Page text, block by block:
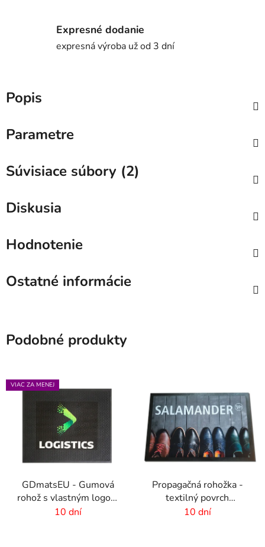
Expresné dodanie
expresná výroba už od 3 dní
Popis
Parametre
Súvisiace súbory (2)
Diskusia
Hodnotenie
Ostatné informácie
Podobné produkty
VIAC ZA MENEJ
GDmatsEU - Gumová
rohož s vlastným logom
- interiér-exteriér
10 dní
Propagačná rohožka -
textilný povrch
-75x50cm
10 dní